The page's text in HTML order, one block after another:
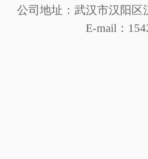
公司地址：武汉市汉阳区
E-mail：